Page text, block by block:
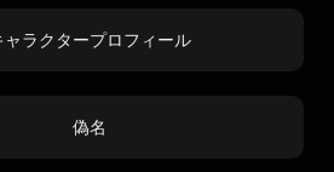
ャラクタープロフィール
偽名